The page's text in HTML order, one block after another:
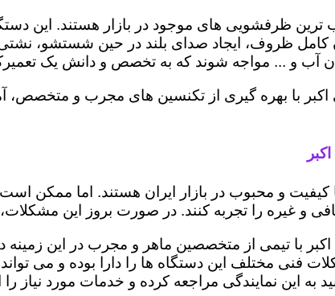
ظرفشویی های موجود در بازار هستند. این
ظروف، ایجاد صدای بلند در حین شستشو،
آب و ... مواجه شوند که به تخصص و دانش یک
با بهره گیری از تکنسین های مجرب و متخصص،
و محبوب در بازار ایران هستند. اما ممکن
و غیره را تجربه کنند. در صورت بروز این مشکلات،
با تیمی از متخصصین ماهر و مجرب در این زمینه
فنی مختلف این دستگاه ها را دارا بوده و می
این نمایندگی مراجعه کرده و خدمات مورد نیاز را